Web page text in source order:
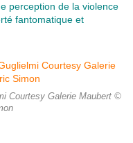
perception de la violence
fantomatique et
Courtesy Galerie Maubert ©